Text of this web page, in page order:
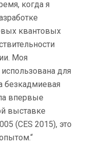
когда я
квантовых
Моя
для
безкадмиевая
впервые
выставке
(CES 2015), это